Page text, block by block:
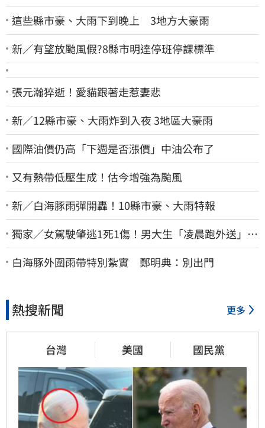
這些縣市豪、大雨下到晚上 3地方大豪雨
新／有望放颱風假?8縣市明達停班停課標準
張元瀚猝逝！愛貓跟著走惹妻悲
新／12縣市豪、大雨炸到入夜 3地區大豪雨
國際油價仍高「下週是否漲價」中油公布了
又有熱帶低壓生成！估今增強為颱風
新／白海豚雨彈開轟！10縣市豪、大雨特報
獨家／女駕駛肇逃1死1傷！男大生「凌晨跑外送」挨
撞 媽淚：家快瓦解
白海豚外圍雨帶特別紮實 鄭明典：別出門
熱搜新聞 更多
台灣 美國 國民黨